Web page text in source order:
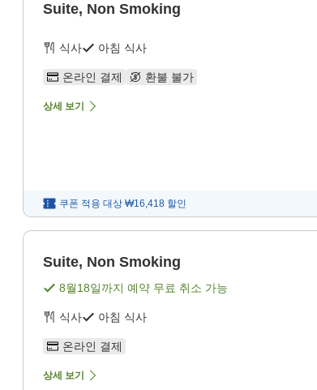
Suite, Non Smoking
식사 아침 식사
온라인 결제 환불 불가
상세 보기
쿠폰 적용 대상 ₩16,418 할인
Suite, Non Smoking
8월18일까지 예약 무료 취소 가능
식사 아침 식사
온라인 결제
상세 보기